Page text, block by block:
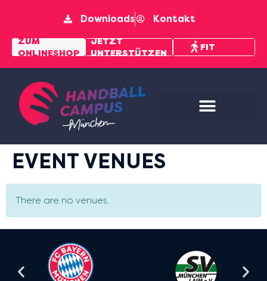
Downloads Kontakt
ZUM
ONLINESHOP
JETZT
UNTERSTÜTZEN
FIT
PFAD
EVENT VENUES
There are no venues.